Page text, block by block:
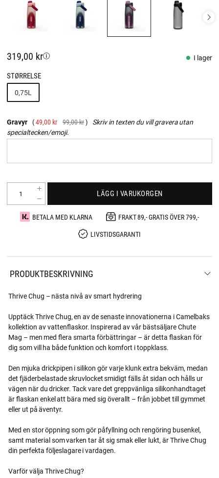
319,00 kr I lager
STØRRELSE
0,75L
Gravyr 49,00 kr 99,00 kr
Skriv in texten du vill gravera utan
specialtecken/emoji.
LÄGG I VARUKORGEN
BETALA MED KLARNA
FRAKT 89,- GRATIS ÖVER 799,-
LIVSTIDSGARANTI
PRODUKTBESKRIVNING
Thrive Chug – nästa nivå av smart hydrering
Upptäck Thrive Chug, en av de senaste innovationerna i Camelbaks
kollektion av vattenflaskor. Inspirerad av vår bästsäljare Chute
Mag – men med flera smarta förbättringar – är detta flaskan för
dig som vill ha både funktion och komfort i toppklass.
Den mjuka drickpipen i silikon gör varje klunk extra bekväm, medan
det fjäderbelastade skruvlocket smidigt fälls åt sidan och hålls ur
vägen när du dricker. Tack vare det greppvänliga silikonhandtaget
är flaskan enkel att bära med sig överallt – från jobbet till gymmet
eller ut på äventyr.
Med en stor öppning som gör påfyllning och rengöring busenkel,
samt material som varken tar åt sig smak eller lukt, är Thrive Chug
din perfekta följeslagare i vardagen.
Varför välja Thrive Chug?